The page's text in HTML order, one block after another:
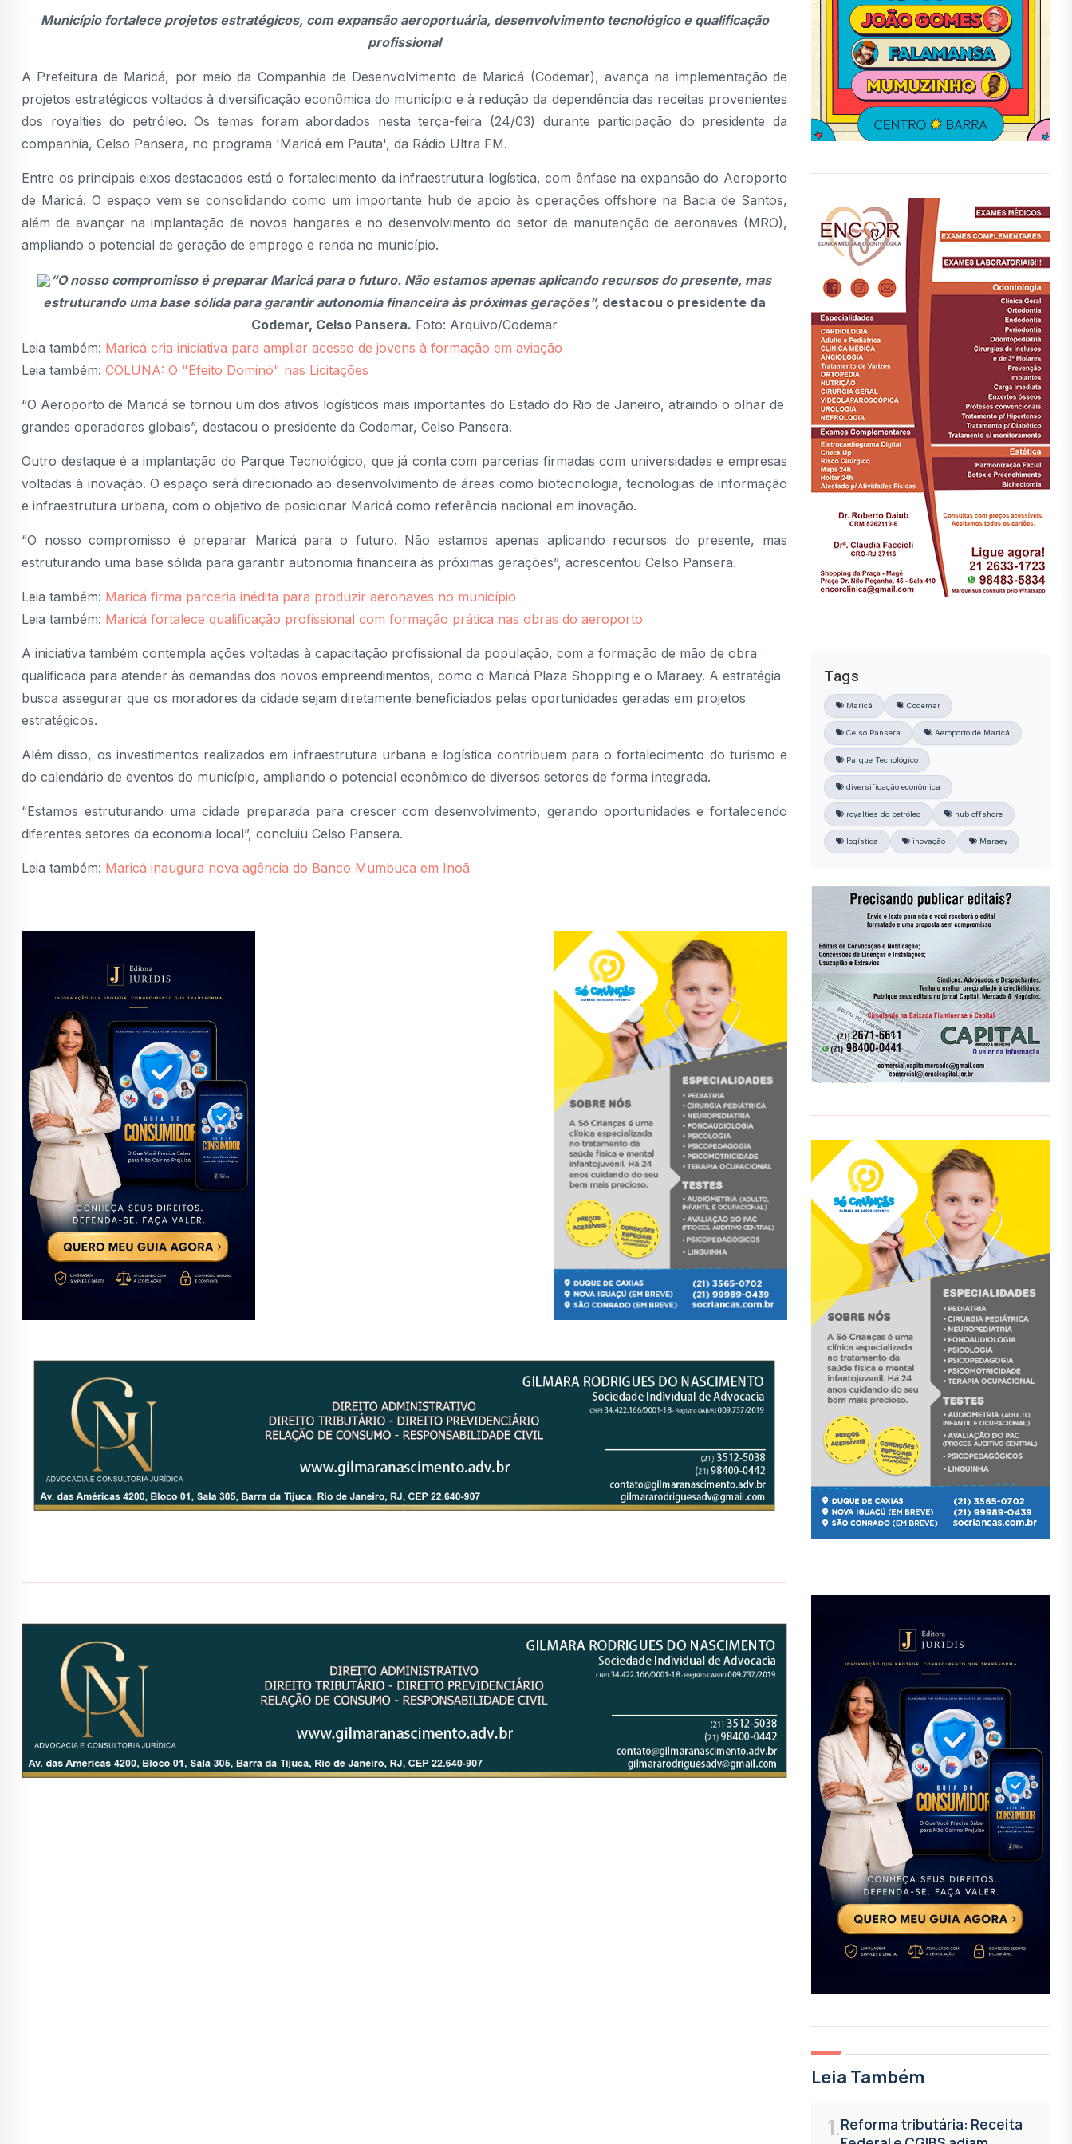
Município fortalece projetos estratégicos, com expansão aeroportuária, desenvolvimento tecnológico e qualificação
profissional
A Prefeitura de Maricá, por meio da Companhia de Desenvolvimento de Maricá (Codemar), avança na implementação de
projetos estratégicos voltados à diversificação econômica do município e à redução da dependência das receitas provenientes
dos royalties do petróleo. Os temas foram abordados nesta terça-feira (24/03) durante participação do presidente da
companhia, Celso Pansera, no programa 'Maricá em Pauta', da Rádio Ultra FM.
Entre os principais eixos destacados está o fortalecimento da infraestrutura logística, com ênfase na expansão do Aeroporto
de Maricá. O espaço vem se consolidando como um importante hub de apoio às operações offshore na Bacia de Santos,
além de avançar na implantação de novos hangares e no desenvolvimento do setor de manutenção de aeronaves (MRO),
ampliando o potencial de geração de emprego e renda no município.
“O nosso compromisso é preparar Maricá para o futuro. Não estamos apenas aplicando recursos do presente, mas
estruturando uma base sólida para garantir autonomia financeira às próximas gerações”, destacou o presidente da
Codemar, Celso Pansera. Foto: Arquivo/Codemar
Leia também: Maricá cria iniciativa para ampliar acesso de jovens à formação em aviação
Leia também: COLUNA: O "Efeito Dominó" nas Licitações
“O Aeroporto de Maricá se tornou um dos ativos logísticos mais importantes do Estado do Rio de Janeiro, atraindo o olhar de
grandes operadores globais”, destacou o presidente da Codemar, Celso Pansera.
Outro destaque é a implantação do Parque Tecnológico, que já conta com parcerias firmadas com universidades e empresas
voltadas à inovação. O espaço será direcionado ao desenvolvimento de áreas como biotecnologia, tecnologias de informação
e infraestrutura urbana, com o objetivo de posicionar Maricá como referência nacional em inovação.
“O nosso compromisso é preparar Maricá para o futuro. Não estamos apenas aplicando recursos do presente, mas
estruturando uma base sólida para garantir autonomia financeira às próximas gerações”, acrescentou Celso Pansera.
Leia também: Maricá firma parceria inédita para produzir aeronaves no município
Leia também: Maricá fortalece qualificação profissional com formação prática nas obras do aeroporto
A iniciativa também contempla ações voltadas à capacitação profissional da população, com a formação de mão de obra
qualificada para atender às demandas dos novos empreendimentos, como o Maricá Plaza Shopping e o Maraey. A estratégia
busca assegurar que os moradores da cidade sejam diretamente beneficiados pelas oportunidades geradas em projetos
estratégicos.
Além disso, os investimentos realizados em infraestrutura urbana e logística contribuem para o fortalecimento do turismo e
do calendário de eventos do município, ampliando o potencial econômico de diversos setores de forma integrada.
“Estamos estruturando uma cidade preparada para crescer com desenvolvimento, gerando oportunidades e fortalecendo
diferentes setores da economia local”, concluiu Celso Pansera.
Leia também: Maricá inaugura nova agência do Banco Mumbuca em Inoã
Tags
Maricá Codemar
Celso Pansera Aeroporto de Maricá
Parque Tecnológico
diversificação econômica
royalties do petróleo hub offshore
logística inovação Maraey
Leia Também
1.Reforma tributária: Receita